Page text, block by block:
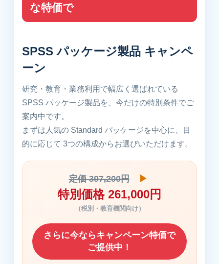
な特価で
SPSS パッケージ製品 キャンペ
ーン
研究・教育・業務利用で幅広く選ばれている
SPSS パッケージ製品を、今だけの特別条件でご
案内中です。
まずは人気の Standard パッケージを中心に、目
的に応じて 3つの構成からお選びいただけます。
定価 397,200円 ▶
特別価格 261,000円
（税別・教育機関向け）
さらに今ならキャンペーン特価で
ご提供中！